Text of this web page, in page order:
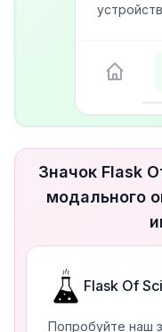
Значок Flask
модального
Flask Of
Попробуйте наш